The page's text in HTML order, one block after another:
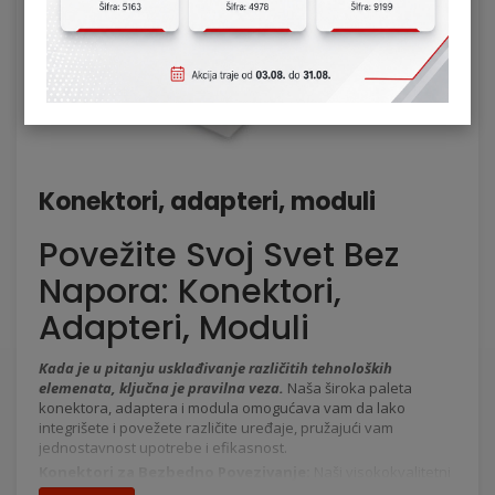
Konektori, adapteri, moduli
Povežite Svoj Svet Bez
Napora: Konektori,
Adapteri, Moduli
Kada je u pitanju usklađivanje različitih tehnoloških
elemenata, ključna je pravilna veza. Naša široka paleta
konektora, adaptera i modula omogućava vam da lako
integrišete i povežete različite uređaje, pružajući vam
jednostavnost upotrebe i efikasnost.